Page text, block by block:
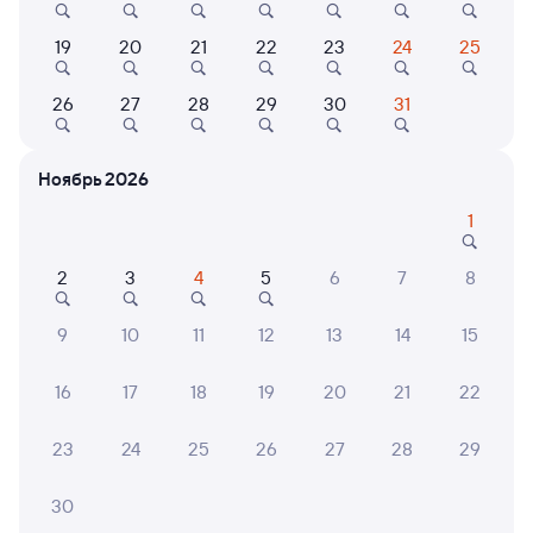
Выбор любимых мест на схемах вагонов
Подробные ответы на вопросы о поездке или
СМС-сопровождение до посадки в поезд
Оформление без регистрации на сайте
Частые вопросы
Что нужно, чтобы сесть в поезд?
Что делать, если ошибся при вводе данных
19 20 21 22 23 24 25
26 27 28 29 30 31
Ноябрь 2026
1
2 3 4 5 6 7 8
9 10 11 12 13 14 15
16 17 18 19 20 21 22
23 24 25 26 27 28 29
30